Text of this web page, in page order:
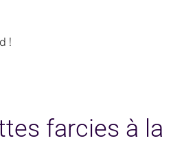
!
farcies à la